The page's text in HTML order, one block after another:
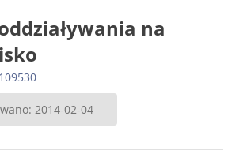
na
2014-02-04